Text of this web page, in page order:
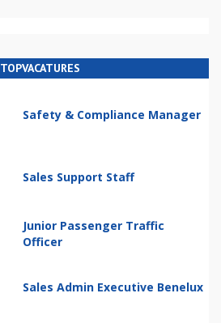
TOPVACATURES
Safety & Compliance Manager
Sales Support Staff
Junior Passenger Traffic
Officer
Sales Admin Executive Benelux